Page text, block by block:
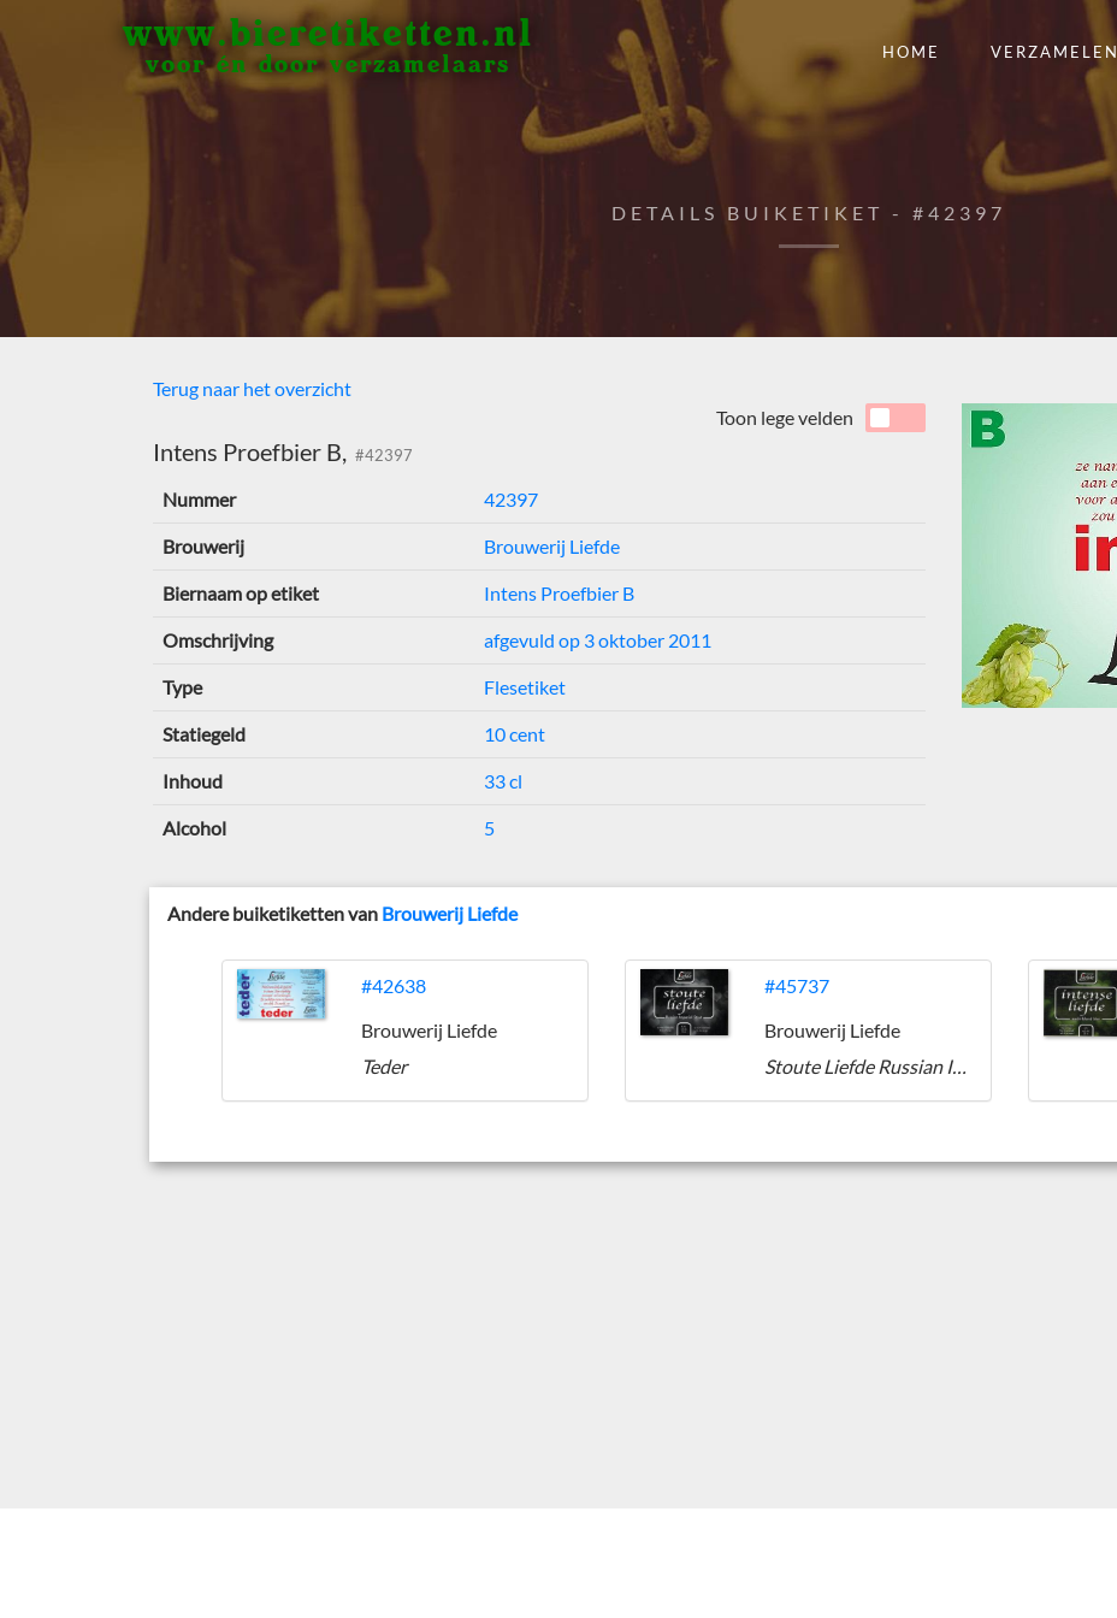
www.bieretiketten.nl
voor én door verzamelaars
HOME VERZAMELEN
DETAILS BUIKETIKET - #42397
Terug naar het overzicht
Intens Proefbier B, #42397
Toon lege velden
Nummer 42397
Brouwerij Brouwerij Liefde
Biernaam op etiket Intens Proefbier B
Omschrijving afgevuld op 3 oktober 2011
Type Flesetiket
Statiegeld 10 cent
Inhoud 33 cl
Alcohol 5
Andere buiketiketten van Brouwerij Liefde
#42638
Brouwerij Liefde
Teder
#45737
Brouwerij Liefde
Stoute Liefde Russian Imperial Stout